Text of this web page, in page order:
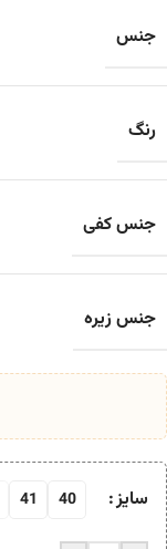
جنس
رنگ
جنس کفی
جنس زیره
سایز 40
41